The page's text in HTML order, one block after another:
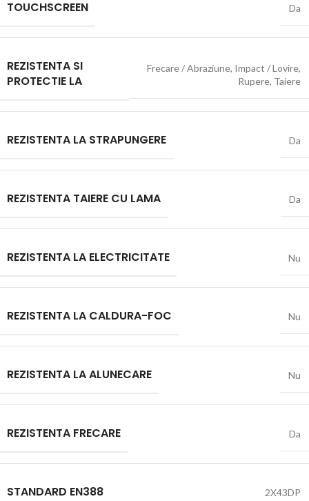
TOUCHSCREEN Da
REZISTENTA SI
PROTECTIE LA
Frecare / Abraziune, Impact / Lovire,
Rupere, Taiere
REZISTENTA LA STRAPUNGERE Da
REZISTENTA TAIERE CU LAMA Da
REZISTENTA LA ELECTRICITATE Nu
REZISTENTA LA CALDURA-FOC Nu
REZISTENTA LA ALUNECARE Nu
REZISTENTA FRECARE Da
STANDARD EN388 2X43DP